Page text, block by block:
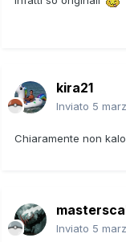
kira21
Inviato 5
Chiaramente non
Inviato 5